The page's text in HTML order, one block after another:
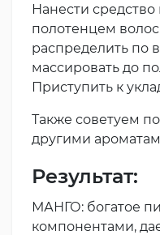
Нанести
полотенцем
распределить по
массировать до
Приступить к
Также советуем
другими
Результат:
МАНГО: богатое
компонентами,